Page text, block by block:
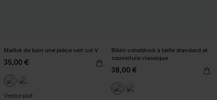
Maillot de bain une pièce vert col V
35,00 €
Ventre plat
Bikini colorblock à taille standard et
couverture classique
38,00 €